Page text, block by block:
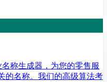
称生成器，为您的零售服
的名称。我们的高级算法考